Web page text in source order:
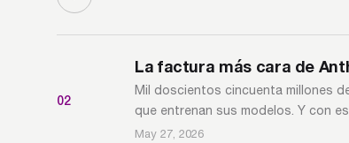
02
La factura más cara de
Mil doscientos cincuenta millones
que entrenan sus modelos. Y con
May 27, 2026